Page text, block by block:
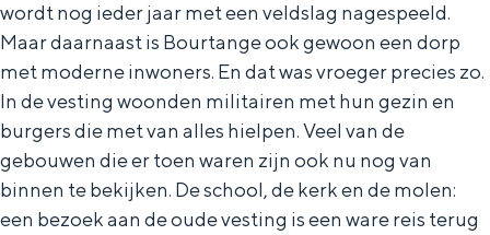
Dagtripjes zonder auto
De rijkdom van Groningen is haar
veranderlijke landschap. Binen een mum
van tijd sta je vanuit de stad aan de
een schattig wierdedorp.
Lunchen in de stad
wordt nog ieder jaar met een veldslag nagespeeld.
Maar daarnaast is Bourtange ook gewoon een dorp
met moderne inwoners. En dat was vroeger precies zo.
In de vesting woonden militairen met hun gezin en
burgers die met van alles hielpen. Veel van de
gebouwen die er toen waren zijn ook nu nog van
binnen te bekijken. De school, de kerk en de molen:
een bezoek aan de oude vesting is een ware reis terug